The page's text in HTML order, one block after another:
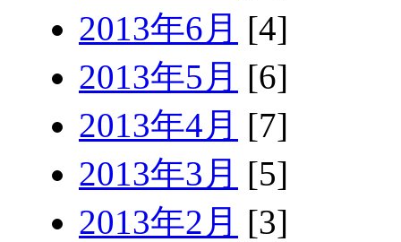
2013年6月 [4]
2013年5月 [6]
2013年4月 [7]
2013年3月 [5]
2013年2月 [3]